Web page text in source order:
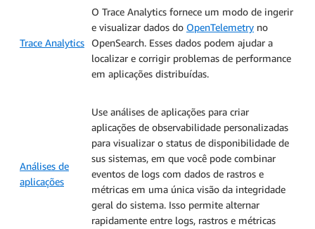
Trace Analytics
O Trace Analytics fornece um modo de ingerir
e visualizar dados do OpenTelemetry no
OpenSearch. Esses dados podem ajudar a
localizar e corrigir problemas de performance
em aplicações distribuídas.
Análises de
aplicações
Use análises de aplicações para criar
aplicações de observabilidade personalizadas
para visualizar o status de disponibilidade de
sus sistemas, em que você pode combinar
eventos de logs com dados de rastros e
métricas em uma única visão da integridade
geral do sistema. Isso permite alternar
rapidamente entre logs, rastros e métricas